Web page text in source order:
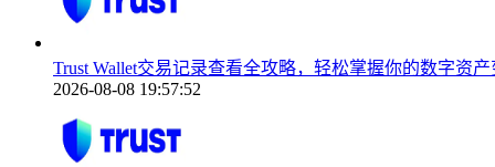
Trust Wallet交易记录查看全攻略，轻松掌握你的数字资
2026-08-08 19:57:52